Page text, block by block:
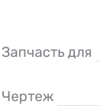
Запчасть для
Чертеж